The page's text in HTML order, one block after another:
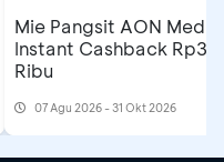
Mie Pangsit AON
Instant Cashback Rp35
Ribu
07 Agu 2026 - 31 Okt 2026